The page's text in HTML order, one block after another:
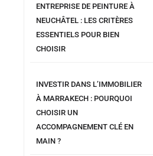
ENTREPRISE DE PEINTURE À
NEUCHÂTEL : LES CRITÈRES
ESSENTIELS POUR BIEN
CHOISIR
INVESTIR DANS L’IMMOBILIER
À MARRAKECH : POURQUOI
CHOISIR UN
ACCOMPAGNEMENT CLÉ EN
MAIN ?